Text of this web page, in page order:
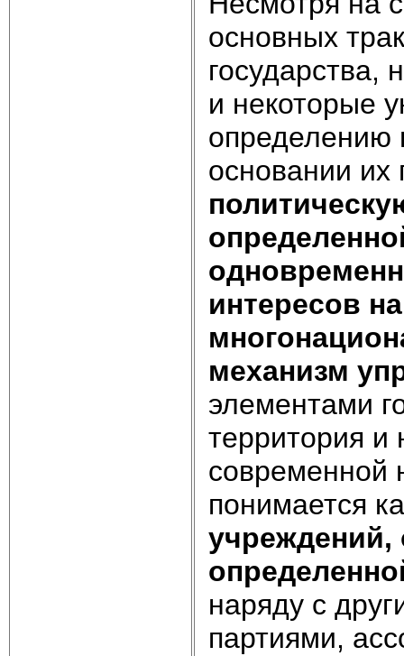
основных
государства,
и некоторые
определению
основании их
интересов
механизм
элементами
территория и
современной
понимается
наряду с
партиями,